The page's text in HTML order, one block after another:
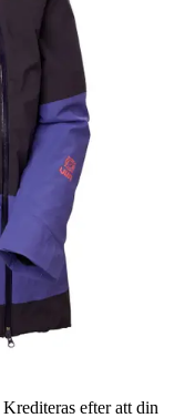
Krediteras efter att din